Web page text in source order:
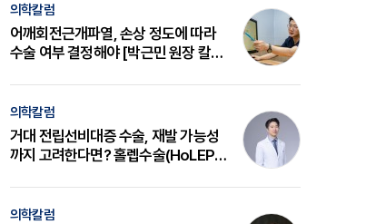
의학칼럼
어깨회전근개파열, 손상 정도에 따라
수술 여부 결정해야 [박근민 원장 칼
의학칼럼
거대 전립선비대증 수술, 재발 가능성
까지 고려한다면? 홀렙수술(HoLEP)
의학칼럼